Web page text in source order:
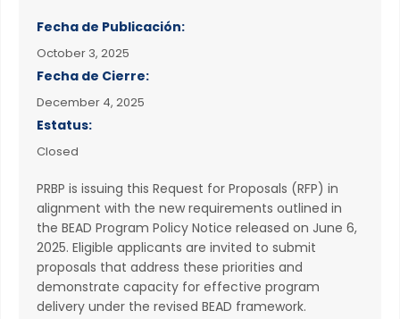
Fecha de Publicación:
October 3, 2025
Fecha de Cierre:
December 4, 2025
Estatus:
Closed
PRBP is issuing this Request for Proposals (RFP) in
alignment with the new requirements outlined in
the BEAD Program Policy Notice released on June 6,
2025. Eligible applicants are invited to submit
proposals that address these priorities and
demonstrate capacity for effective program
delivery under the revised BEAD framework.